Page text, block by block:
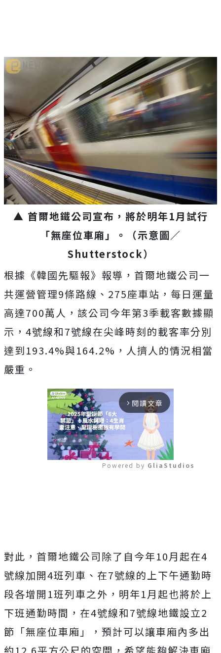
▲ 首爾地鐵公司宣布，將於明年1月試行
「無座位車廂」。（示意圖／
Shutterstock）
根據《韓國先驅報》報導，首爾地鐵公司一
共運營管理9條路線、275座車站，每日運量
高達700萬人，該公司今年第3季載客數據顯
示，4號線和7號線在尖峰時刻的載客率分別
達到193.4%與164.2%，人擠人的情況相當
嚴重。
arrow_forward_ios 閱讀文章
Powered by GliaStudios
對此，首爾地鐵公司除了自今年10月起在4
號線加開4班列車、在7號線的上下午通勤時
段各增開1班列車之外，明年1月起也將於上
下班通勤時間，在4號線和7號線地鐵設立2
節「無座位車廂」，預計可以讓車廂內多出